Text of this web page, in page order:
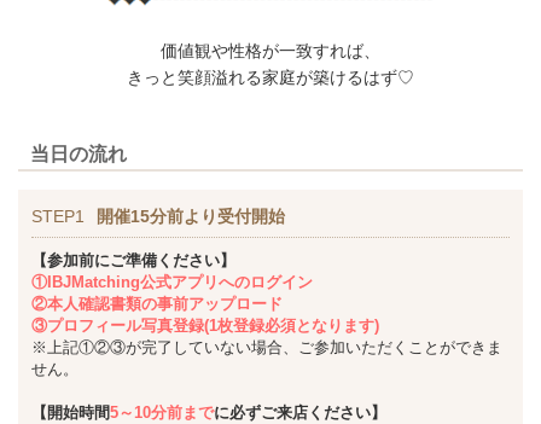
価値観や性格が一致すれば、
きっと笑顔溢れる家庭が築けるはず♡
当日の流れ
STEP1 開催15分前より受付開始
【参加前にご準備ください】
①IBJMatching公式アプリへのログイン
②本人確認書類の事前アップロード
③プロフィール写真登録(1枚登録必須となります)
※上記①②③が完了していない場合、ご参加いただくことができま
せん。
【開始時間5～10分前までに必ずご来店ください】